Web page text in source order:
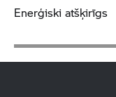
Enerģiski atšķirīgs